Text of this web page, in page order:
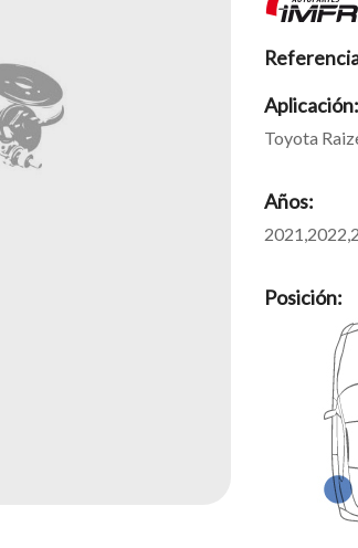
Aplicación:
Toyota
Años:
Posición: